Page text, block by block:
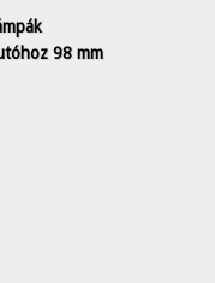
98 mm